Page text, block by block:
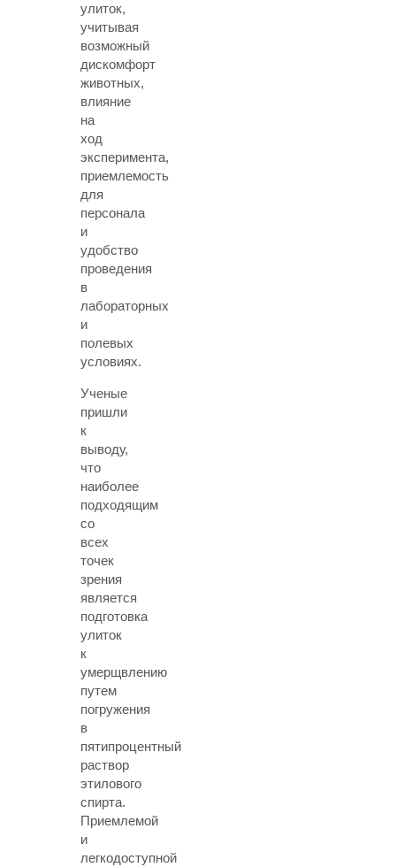
улиток,
учитывая
возможный
дискомфорт
животных,
влияние
на
ход
эксперимента,
приемлемость
для
персонала
и
удобство
проведения
в
лабораторных
и
полевых
условиях.
Ученые
пришли
к
выводу,
что
наиболее
подходящим
со
всех
точек
зрения
является
подготовка
улиток
к
умерщвлению
путем
погружения
в
пятипроцентный
раствор
этилового
спирта.
Приемлемой
и
легкодоступной